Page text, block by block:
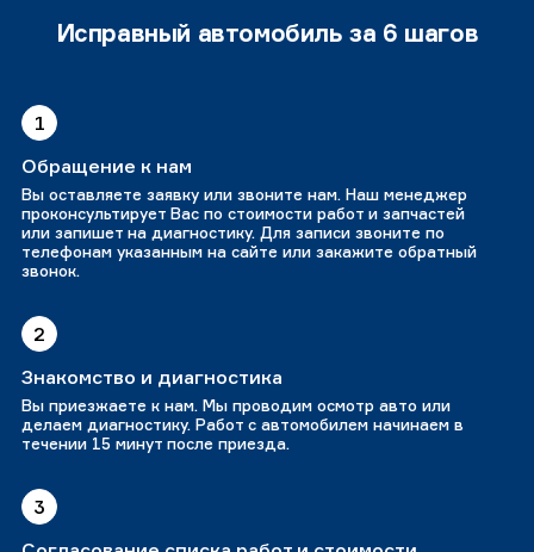
Исправный автомобиль за 6 шагов
1
Обращение к нам
Вы оставляете заявку или звоните нам. Наш менеджер
проконсультирует Вас по стоимости работ и запчастей
или запишет на диагностику. Для записи звоните по
телефонам указанным на сайте или закажите обратный
звонок.
2
Знакомство и диагностика
Вы приезжаете к нам. Мы проводим осмотр авто или
делаем диагностику. Работ с автомобилем начинаем в
течении 15 минут после приезда.
3